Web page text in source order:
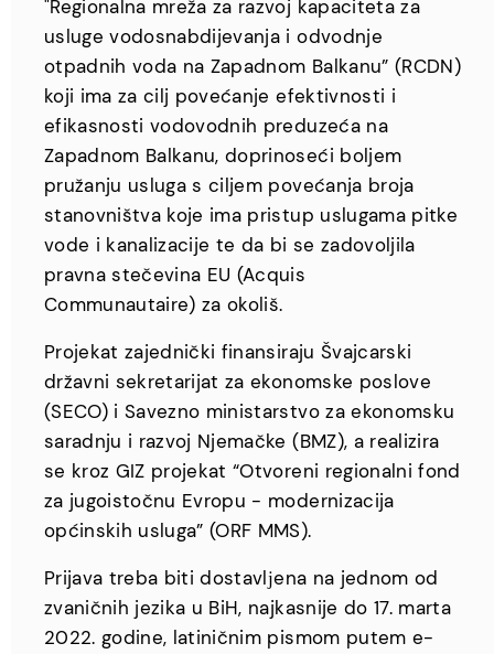
"Regionalna mreža za razvoj kapaciteta za
usluge vodosnabdijevanja i odvodnje
otpadnih voda na Zapadnom Balkanu” (RCDN)
koji ima za cilj povećanje efektivnosti i
efikasnosti vodovodnih preduzeća na
Zapadnom Balkanu, doprinoseći boljem
pružanju usluga s ciljem povećanja broja
stanovništva koje ima pristup uslugama pitke
vode i kanalizacije te da bi se zadovoljila
pravna stečevina EU (Acquis
Communautaire) za okoliš.
Projekat zajednički finansiraju Švajcarski
državni sekretarijat za ekonomske poslove
(SECO) i Savezno ministarstvo za ekonomsku
saradnju i razvoj Njemačke (BMZ), a realizira
se kroz GIZ projekat “Otvoreni regionalni fond
za jugoistočnu Evropu - modernizacija
općinskih usluga” (ORF MMS).
Prijava treba biti dostavlјena na jednom od
zvaničnih jezika u BiH, najkasnije do 17. marta
2022. godine, latiničnim pismom putem e-